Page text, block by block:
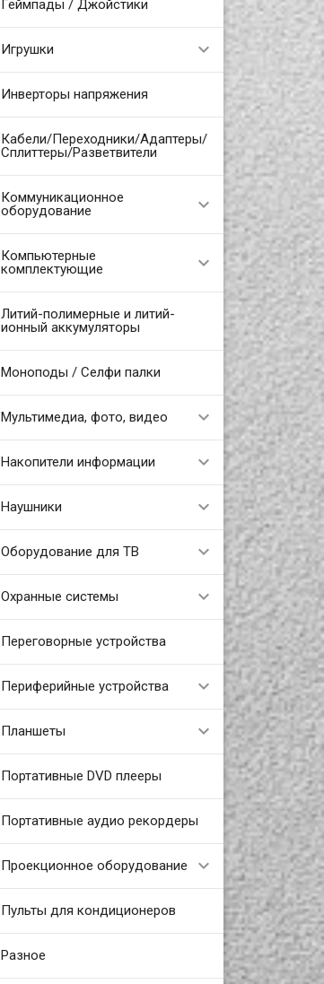
Геймпады / Джойстики
Игрушки
Инверторы напряжения
Кабели/Переходники/Адаптеры/
Сплиттеры/Разветвители
Коммуникационное
оборудование
Компьютерные
комплектующие
Литий-полимерные и литий-
ионный аккумуляторы
Моноподы / Селфи палки
Мультимедиа, фото, видео
Накопители информации
Наушники
Оборудование для ТВ
Охранные системы
Переговорные устройства
Периферийные устройства
Планшеты
Портативные DVD плееры
Портативные аудио рекордеры
Проекционное оборудование
Пульты для кондиционеров
Разное